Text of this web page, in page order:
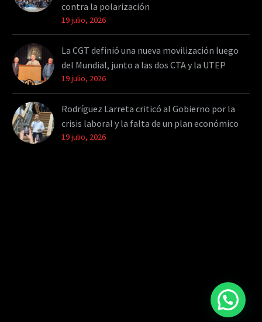
contra la polarización
19 julio, 2026
La CGT definió una nueva movilización luego
del Mundial, junto a las dos CTA y la UTEP
19 julio, 2026
Rodríguez Larreta criticó al Gobierno por la
crisis laboral y la falta de un plan económico
19 julio, 2026